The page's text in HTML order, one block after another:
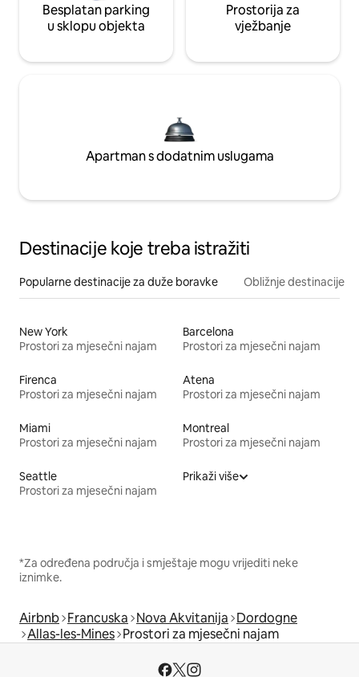
Besplatan parking
u sklopu objekta
Prostorija za
vježbanje
Apartman s dodatnim uslugama
Destinacije koje treba istražiti
Popularne destinacije za duže boravke Obližnje destinacije
New York
Prostori za mjesečni najam
Barcelona
Prostori za mjesečni najam
Firenca
Prostori za mjesečni najam
Atena
Prostori za mjesečni najam
Miami
Prostori za mjesečni najam
Montreal
Prostori za mjesečni najam
Seattle
Prostori za mjesečni najam
Prikaži više
*Za određena područja i smještaje mogu vrijediti neke
iznimke.
Airbnb Francuska Nova Akvitanija Dordogne
Allas-les-Mines Prostori za mjesečni najam